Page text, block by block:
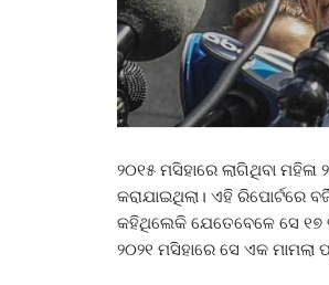
୨୦୧୫ ମସିହାରେ ଲାଗିଥିବା
କରାଯାଇଥିଲା। ଏହି ରିପୋର୍ଟରେ
କହିଥିଲେକି ଯେତେବେଳେ ସେ
୨୦୨୧ ମସିହାରେ ସେ ଏକ